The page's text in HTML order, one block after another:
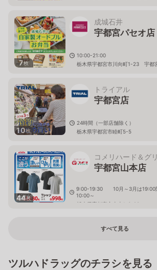
7枚
成城石井
宇都宮パセオ店
10:00-21:00
栃木県宇都宮市川向町1-23 宇都
10枚
トライアル
宇都宮店
24時間（一部店舗除く）
栃木県宇都宮市睦町5-5
44枚
コメリハード＆グ
宇都宮山本店
9:00-19:30 10月～3月は19:00
10:00～
栃木県宇都宮市山本1-3-28
すべて見る
ツルハドラッグのチラシを見る